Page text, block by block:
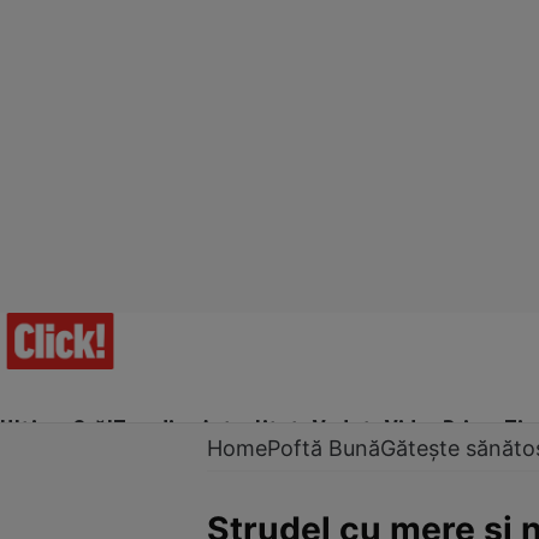
Ultima Oră!Trending Actualitate Vedete Video Prime Time
HomePoftă BunăGătește
Ştrudel cu mere şi